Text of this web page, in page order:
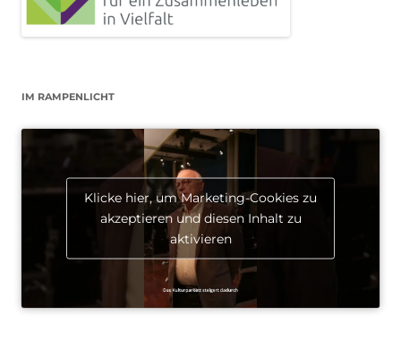
IM RAMPENLICHT
Klicke hier, um Marketing-Cookies zu
akzeptieren und diesen Inhalt zu
aktivieren